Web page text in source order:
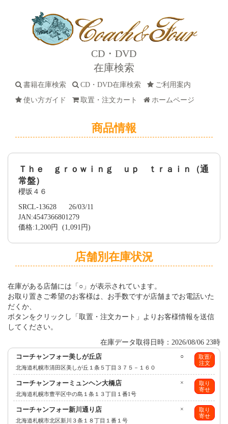
CD・DVD
在庫検索
書籍在庫検索 CD・DVD在庫検索
ご利用案内
使い方ガイド
取置・注文カート ホームページ
商品情報
Ｔｈｅ ｇｒｏｗｉｎｇ ｕｐ ｔｒａｉｎ（通
常盤）
櫻坂４６
SRCL-13628 26/03/11
JAN:4547366801279
価格:1,200円 (1,091円)
店舗別在庫状況
在庫がある店舗には「○」が表示されています。
お取り置きご希望のお客様は、お手数ですが店舗までお電話いた
だくか、
ボタンをクリックし「取置・注文カート」よりお客様情報を送信
してください。
在庫データ取得日時：2026/08/06 23時
取置/
注文
○
コーチャンフォー美しが丘店
北海道札幌市清田区美しが丘１条５丁目３７５－１６０
取り
寄せ
×
コーチャンフォーミュンヘン大橋店
北海道札幌市豊平区中の島１条１３丁目１番1号
取り
寄せ
×
コーチャンフォー新川通り店
北海道札幌市北区新川３条１８丁目１番１号